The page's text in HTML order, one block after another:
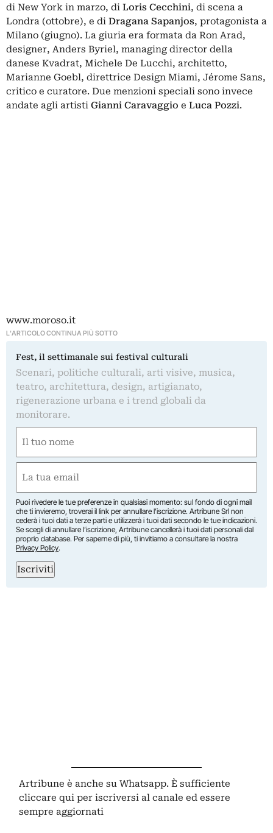
di New York in marzo, di Loris Cecchini, di scena a
Londra (ottobre), e di Dragana Sapanjos, protagonista a
Milano (giugno). La giuria era formata da Ron Arad,
designer, Anders Byriel, managing director della
danese Kvadrat, Michele De Lucchi, architetto,
Marianne Goebl, direttrice Design Miami, Jérome Sans,
critico e curatore. Due menzioni speciali sono invece
andate agli artisti Gianni Caravaggio e Luca Pozzi.
www.moroso.it
L'ARTICOLO CONTINUA PIÙ SOTTO
Fest, il settimanale sui festival culturali
Scenari, politiche culturali, arti visive, musica,
teatro, architettura, design, artigianato,
rigenerazione urbana e i trend globali da
monitorare.
(Required)
First
(Required)
Puoi rivedere le tue preferenze in qualsiasi momento: sul fondo di ogni mail
che ti invieremo, troverai il link per annullare l’iscrizione. Artribune Srl non
cederà i tuoi dati a terze parti e utilizzerà i tuoi dati secondo le tue indicazioni.
Se scegli di annullare l’iscrizione, Artribune cancellerà i tuoi dati personali dal
proprio database. Per saperne di più, ti invitiamo a consultare la nostra
Privacy Policy.
Iscriviti
Artribune è anche su Whatsapp. È sufficiente
cliccare qui per iscriversi al canale ed essere
sempre aggiornati